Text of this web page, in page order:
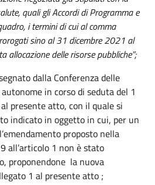
quali gli Accordi di Programma e
i termini di cui al comma
sino al 31 dicembre 2021 al
allocazione delle risorse pubbliche”;
dalla Conferenza delle
in corso di seduta del 1
presente atto, con il quale si
indicato in oggetto in cui, per un
proposto nella
all’articolo 1 non è stato
proponendone la nuova
1 al presente atto ;